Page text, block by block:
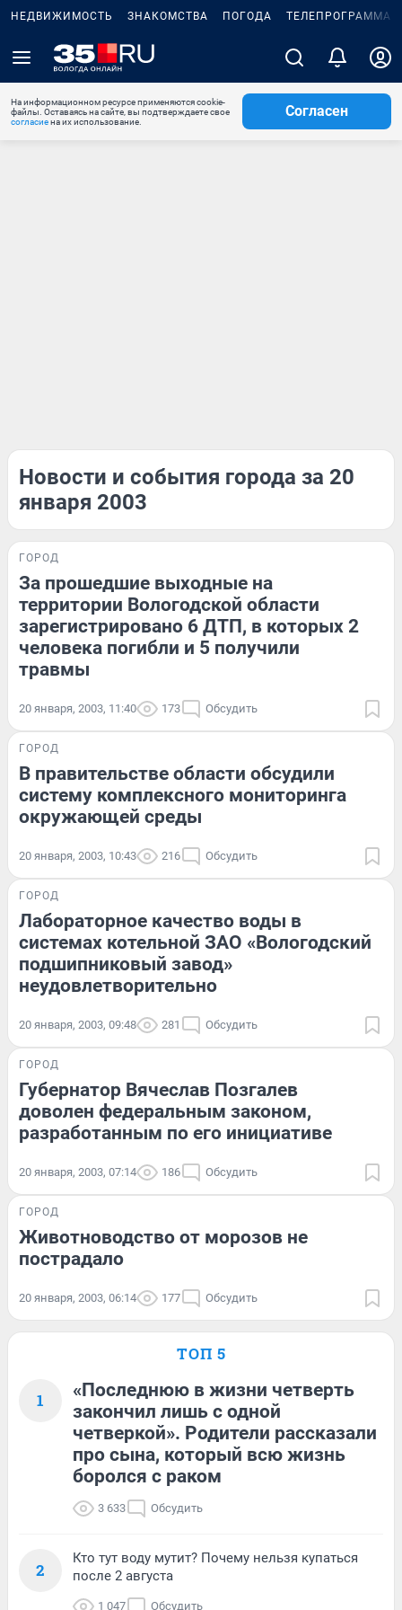
НЕДВИЖИМОСТЬ ЗНАКОМСТВА ПОГОДА ТЕЛЕПРОГРАММА
На информационном ресурсе применяются cookie-
файлы. Оставаясь на сайте, вы подтверждаете свое
согласиена их использование.
Согласен
Новости и события города за 20
января 2003
ГОРОД
За прошедшие выходные на
территории Вологодской области
зарегистрировано 6 ДТП, в которых 2
человека погибли и 5 получили
травмы
20 января, 2003, 11:40 173 Обсудить
ГОРОД
В правительстве области обсудили
систему комплексного мониторинга
окружающей среды
20 января, 2003, 10:43 216 Обсудить
ГОРОД
Лабораторное качество воды в
системах котельной ЗАО «Вологодский
подшипниковый завод»
неудовлетворительно
20 января, 2003, 09:48 281 Обсудить
ГОРОД
Губернатор Вячеслав Позгалев
доволен федеральным законом,
разработанным по его инициативе
20 января, 2003, 07:14 186 Обсудить
ГОРОД
Животноводство от морозов не
пострадало
20 января, 2003, 06:14 177 Обсудить
ТОП 5
1
«Последнюю в жизни четверть
закончил лишь с одной
четверкой». Родители рассказали
про сына, который всю жизнь
боролся с раком
3 633 Обсудить
2
Кто тут воду мутит? Почему нельзя купаться
после 2 августа
1 047 Обсудить